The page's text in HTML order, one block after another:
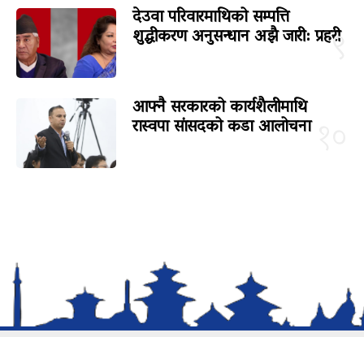
९
देउवा परिवारमाथिको सम्पत्ति
शुद्धीकरण अनुसन्धान अझै जारी: प्रहरी
आफ्नै सरकारको कार्यशैलीमाथि
रास्वपा सांसदको कडा आलोचना